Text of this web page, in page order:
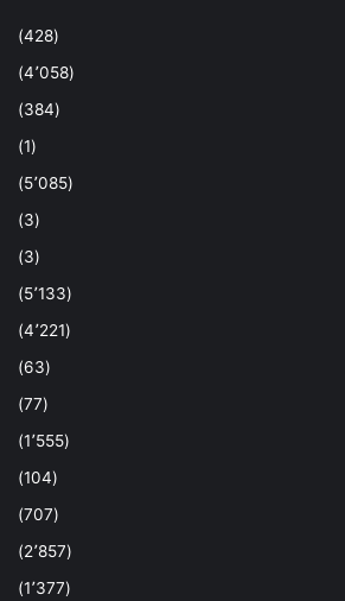
(428)
(4٬058)
(384)
(1)
(5٬085)
(3)
(3)
(5٬133)
(4٬221)
(63)
(77)
(1٬555)
(104)
(707)
(2٬857)
(1٬377)